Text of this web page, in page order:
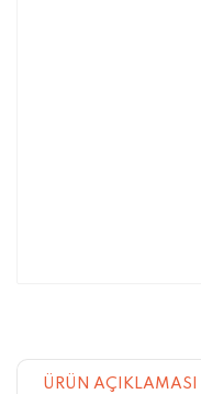
ÜRÜN AÇIKLAMASI